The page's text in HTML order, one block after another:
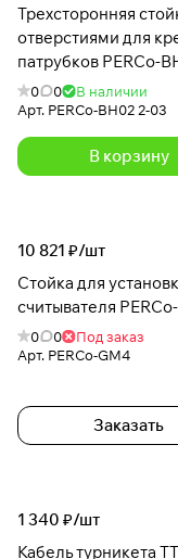
Трехсторонняя
отверстиями для
патрубков PERCo-
03 с крышкой
0 0
В наличии
Арт. PERCo-BH02 2-03
В корзину
10 821 ₽/шт
Стойка для
считывателя
0 0
Под заказ
Арт. PERCo-GM4
Заказать
1 340 ₽/шт
Кабель турникета